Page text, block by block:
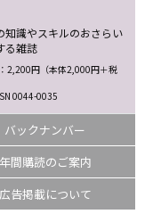
知識やスキルのおさらい
る雑誌
円（本体2,000円＋税
0044-0035
バックナンバー
年間購読のご案内
広告掲載について